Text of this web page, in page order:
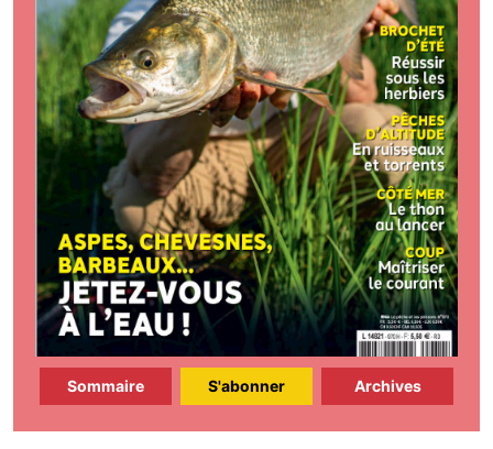
Sommaire S'abonner Archives